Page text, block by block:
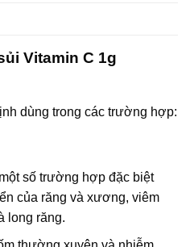
Vitamin C 1g
dùng trong các trường hợp:
số trường hợp đặc biệt
của răng và xương, viêm
long răng.